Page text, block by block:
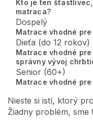
Kto je ten
matraca?
Dospelý
Matrace vhodné
Dieťa (do 12 rokov)
Matrace vhodné
správny vývoj
Senior (60+)
Matrace vhodné
Nieste si istí, ktorý
Žiadny problém, sme